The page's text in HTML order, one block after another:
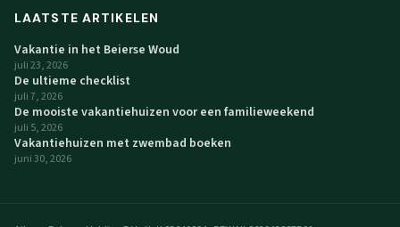
LAATSTE ARTIKELEN
Vakantie in het Beierse Woud
juli 23, 2026
De ultieme checklist
juli 7, 2026
De mooiste vakantiehuizen voor een familieweekend
juli 5, 2026
Vakantiehuizen met zwembad boeken
juni 30, 2026